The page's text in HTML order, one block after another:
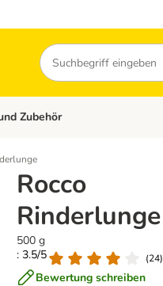
Suchen
Hundefutter und Zubehör
Zubehör
Rocco
Rinderlunge
500 g
: 3.5/5
(24)
Bewertung schreiben